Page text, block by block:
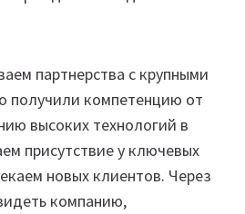
партнерства с крупными
получили компетенцию от
высоких технологий в
присутствие у ключевых
новых клиентов. Через
компанию,